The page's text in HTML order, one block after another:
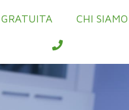
CHI SIAMO